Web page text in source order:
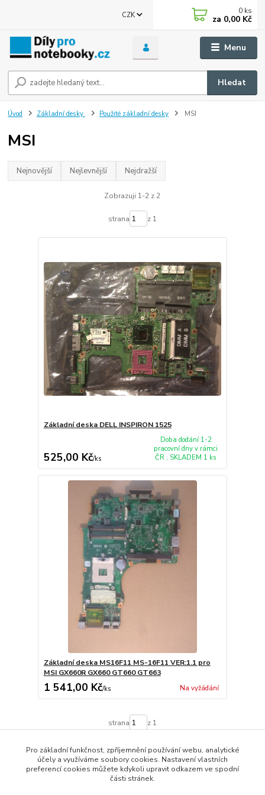
Menu
CZK
Hledat
0 ks
za 0,00 Kč
Úvod Základní desky Použité základní desky MSI
MSI
Nejnovější Nejlevnější Nejdražší
Zobrazuji 1-2 z 2
strana z 1
Základní deska DELL INSPIRON 1525
525,00 Kč/ks
Doba dodání 1-2
pracovní dny v rámci
ČR , SKLADEM 1 ks
Základní deska MS16F11 MS-16F11 VER:1.1 pro
MSI GX660R GX660 GT660 GT663
1 541,00 Kč/ks Na vyžádání
strana z 1
Pro základní funkčnost, zpříjemnění používání webu, analytické
účely a využíváme soubory cookies. Nastavení vlastních
preferencí cookies můžete kdykoli upravit odkazem ve spodní
části stránek.